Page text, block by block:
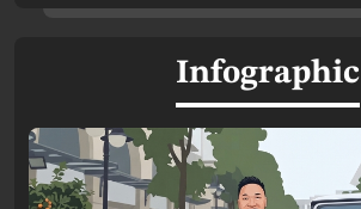
Infographic